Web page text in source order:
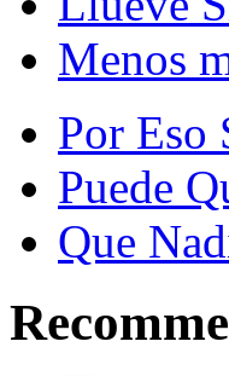
Menos
Por Eso
Puede
Que